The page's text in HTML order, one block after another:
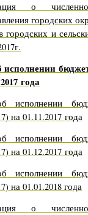
о
городских
городских и
исполнении
года
исполнении
на 01.11.2017 года
исполнении
на 01.12.2017 года
исполнении
на 01.01.2018 года
о